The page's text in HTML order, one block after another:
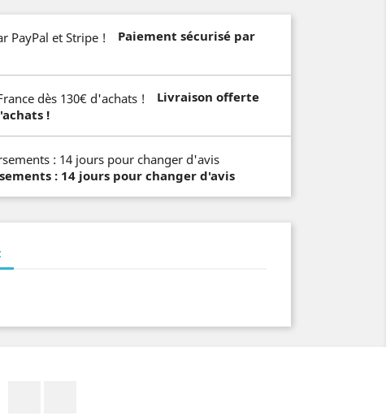
Paiement sécurisé par
Livraison offerte
!
: 14 jours pour changer d'avis